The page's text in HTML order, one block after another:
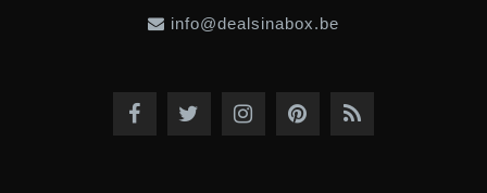
info@dealsinabox.be